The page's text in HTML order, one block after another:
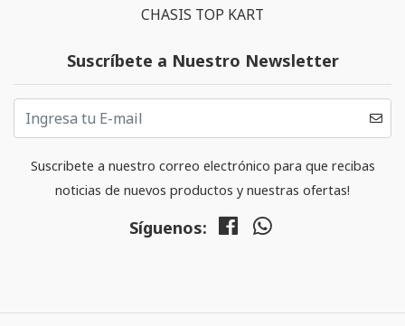
CHASIS TOP KART
Suscríbete a Nuestro Newsletter
Suscribete a nuestro correo electrónico para que recibas
noticias de nuevos productos y nuestras ofertas!
Síguenos: